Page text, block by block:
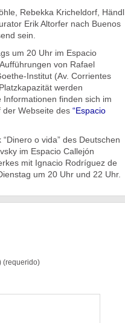
Rebekka Kricheldorf, Händl
Erik Altorfer nach Buenos
sein.
um 20 Uhr im Espacio
von Rafael
Institut (Av. Corrientes
werden
finden sich im
Webseite des “Espacio
o vida” des Deutschen
im Espacio Callejón
mit Ignacio Rodríguez de
um 20 Uhr und 22 Uhr.
(requerido)